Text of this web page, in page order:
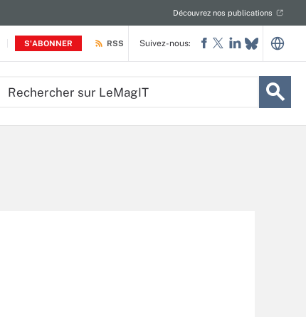
S'ABONNER
Découvrez nos publications
RSS Suivez-nous: